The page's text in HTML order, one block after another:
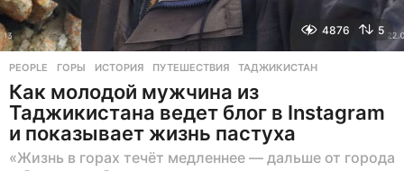
4876 5
PEOPLE ГОРЫ ,ИСТОРИЯ ,ПУТЕШЕСТВИЯ ,ТАДЖИКИСТАН
Как молодой мужчина из
Таджикистана ведет блог в Instagram
и показывает жизнь пастуха
«Жизнь в горах течёт медленнее — дальше от города